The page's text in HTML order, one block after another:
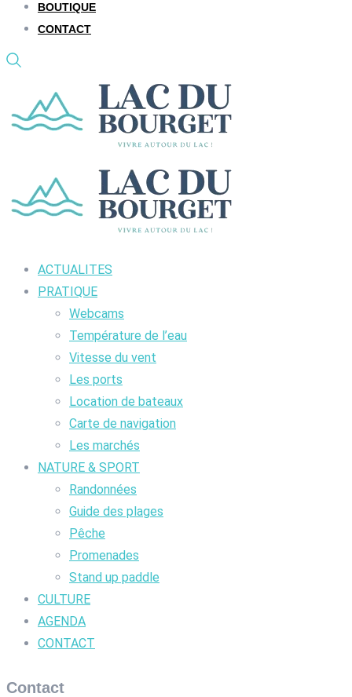
BOUTIQUE
CONTACT
ACTUALITES
PRATIQUE
Webcams
Température de l’eau
Vitesse du vent
Les ports
Location de bateaux
Carte de navigation
Les marchés
NATURE & SPORT
Randonnées
Guide des plages
Pêche
Promenades
Stand up paddle
CULTURE
AGENDA
CONTACT
Contact